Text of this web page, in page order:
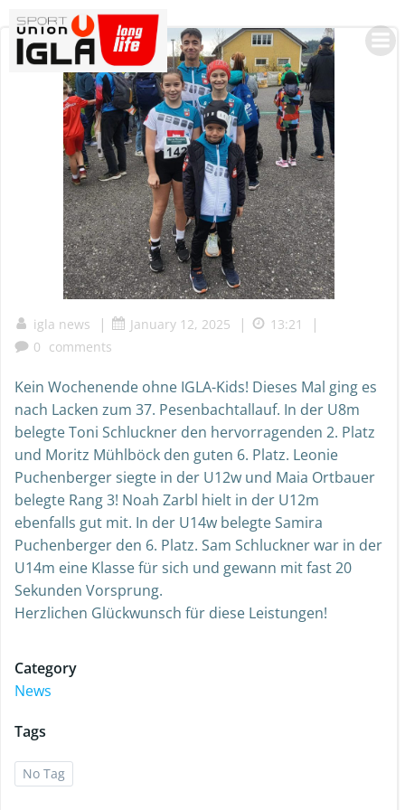
to
content
igla news | January 12, 2025 | 13:21 |
0 comments
Kein Wochenende ohne IGLA-Kids! Dieses Mal ging es
nach Lacken zum 37. Pesenbachtallauf. In der U8m
belegte Toni Schluckner den hervorragenden 2. Platz
und Moritz Mühlböck den guten 6. Platz. Leonie
Puchenberger siegte in der U12w und Maia Ortbauer
belegte Rang 3! Noah Zarbl hielt in der U12m
ebenfalls gut mit. In der U14w belegte Samira
Puchenberger den 6. Platz. Sam Schluckner war in der
U14m eine Klasse für sich und gewann mit fast 20
Sekunden Vorsprung.
Herzlichen Glückwunsch für diese Leistungen!
Category
News
Tags
No Tag